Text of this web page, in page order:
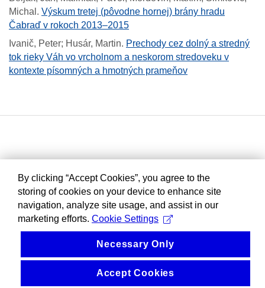
Michal . Výskum tretej (pôvodne hornej) brány hradu
Čabraď v rokoch 2013–2015
Ivanič, Peter; Husár, Martin. Prechody cez dolný a stredný
tok rieky Váh vo vrcholnom a neskorom stredoveku v
kontexte písomných a hmotných prameňov
By clicking “Accept Cookies”, you agree to the
storing of cookies on your device to enhance site
navigation, analyze site usage, and assist in our
marketing efforts. Cookie Settings
Necessary Only
Accept Cookies